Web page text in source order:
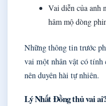
Vai diễn của anh
hâm mộ dòng
Những thông tin trước
vai một nhân vật có tính
nên duyên hài tự nhiên.
Lý Nhất Đồng thủ vai